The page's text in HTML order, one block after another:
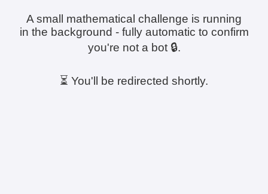
A small mathematical challenge is running
in the background - fully automatic to confirm
you're not a bot 🔒.
⏳ You'll be redirected shortly.